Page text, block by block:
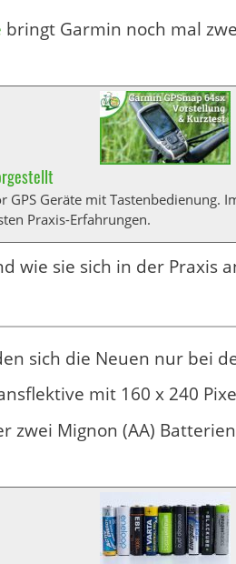
bringt Garmin noch mal
Geräte mit Tastenbedienung.
Praxis-Erfahrungen.
wie sie sich in der Praxis
sich die Neuen nur bei
mit 160 x 240
zwei Mignon (AA)